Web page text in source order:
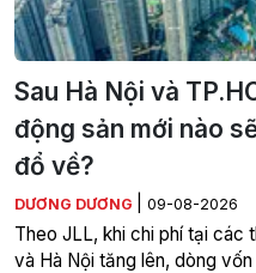
Sau Hà Nội và
động sản mới nào
đổ về?
DƯƠNG DƯƠNG 09-08-2026
Theo JLL, khi chi phí tại các
và Hà Nội tăng lên, dòng